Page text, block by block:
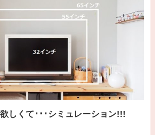
しくて･･･シミュレーション!!!